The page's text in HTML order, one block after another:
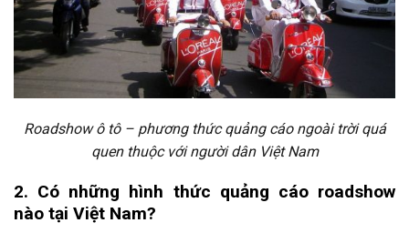
Roadshow ô tô – phương thức quảng cáo ngoài trời quá
quen thuộc với người dân Việt Nam
2. Có những hình thức quảng cáo roadshow
nào tại Việt Nam?